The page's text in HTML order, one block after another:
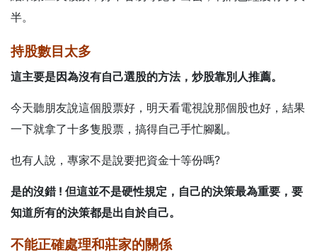
半。
持股數目太多
這主要是因為沒有自己選股的方法， 炒股靠別人推薦。
今天聽朋友說這個股票好，明天看電視說那個股也好，結果
一下就拿了十多隻股票，搞得自己手忙腳亂。
也有人說，專家不是說要把資金十等份嗎?
是的沒錯 ! 但這並不是硬性規定，自己的決策最為重要，要
知道所有的決策都是出自於自己。
不能正確處理和莊家的關係